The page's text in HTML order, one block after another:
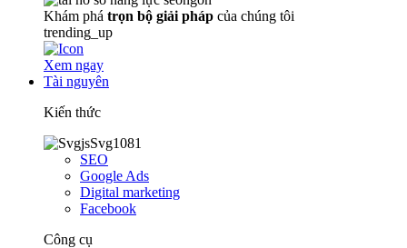
Khám phá trọn bộ giải pháp của chúng tôi
trending_up
Xem ngay
Tài nguyên
Kiến thức
SEO
Google Ads
Digital marketing
Facebook
Công cụ